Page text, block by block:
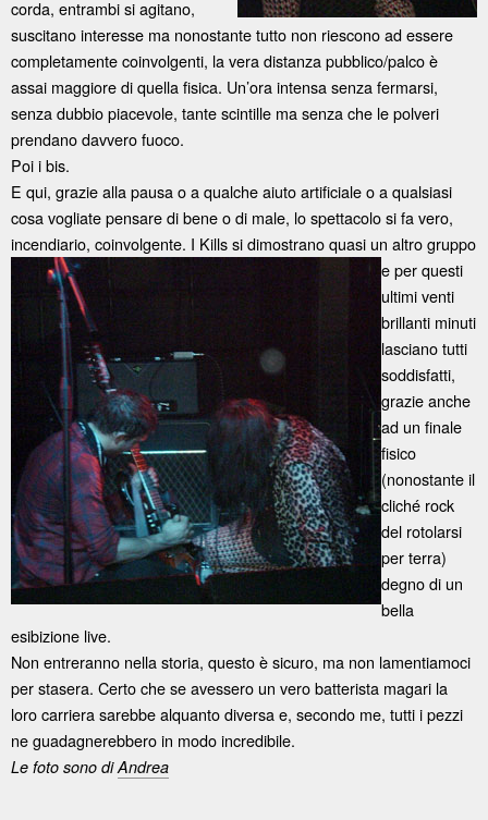
corda, entrambi si agitano,
suscitano interesse ma nonostante tutto non riescono ad essere
completamente coinvolgenti, la vera distanza pubblico/palco è
assai maggiore di quella fisica. Un’ora intensa senza fermarsi,
senza dubbio piacevole, tante scintille ma senza che le polveri
prendano davvero fuoco.
Poi i bis.
E qui, grazie alla pausa o a qualche aiuto artificiale o a qualsiasi
cosa vogliate pensare di bene o di male, lo spettacolo si fa vero,
incendiario, coinvolgente. I Kills si dimostranoquasi un altro gruppo
e per questi
ultimi venti
brillanti minuti
lasciano tutti
soddisfatti,
grazie anche
ad un finale
fisico
(nonostante il
cliché rock
del rotolarsi
per terra)
degno di un
bella
esibizione live.
Non entreranno nella storia, questo è sicuro, ma non lamentiamoci
per stasera. Certo che se avessero un vero batterista magari la
loro carriera sarebbe alquanto diversa e, secondo me, tutti i pezzi
ne guadagnerebbero in modo incredibile.
Le foto sono diAndrea